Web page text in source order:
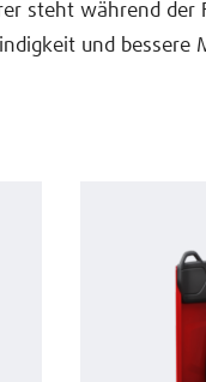
steht während
und bessere